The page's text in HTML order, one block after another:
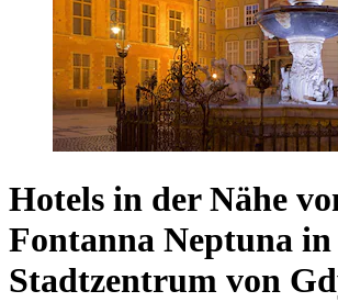
Hotels in der Nähe
Fontanna Neptuna in
Stadtzentrum von